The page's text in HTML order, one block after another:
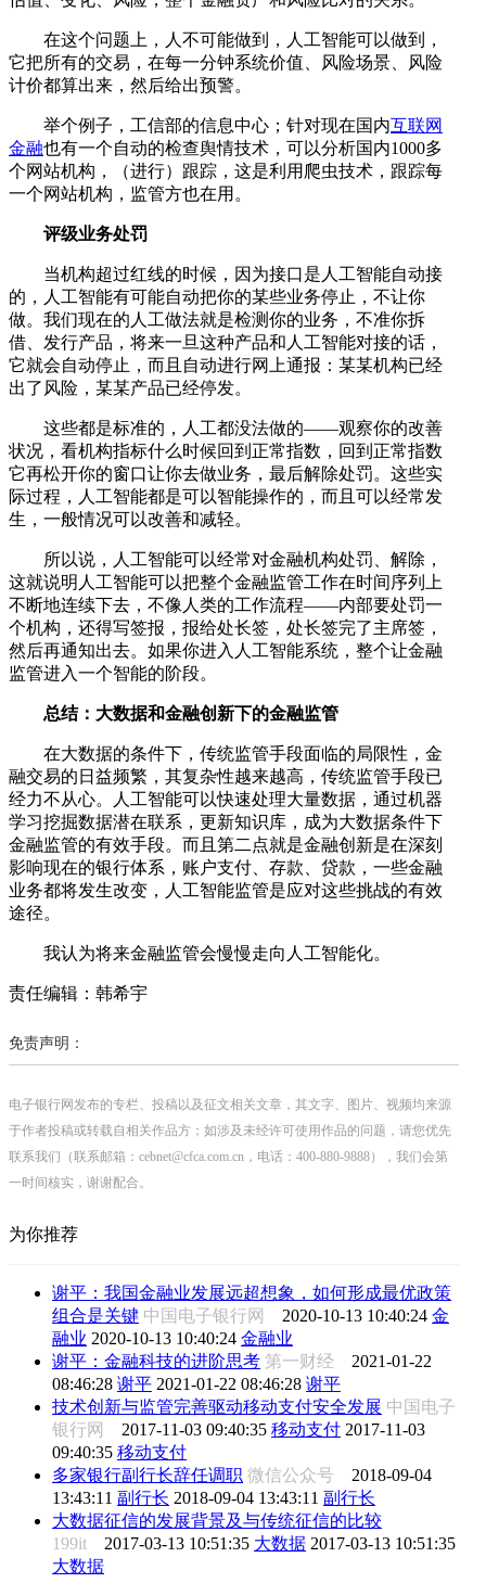
在这个问题上，人不可能做到，人工智能可以做到，
它把所有的交易，在每一分钟系统价值、风险场景、风险
计价都算出来，然后给出预警。
举个例子，工信部的信息中心；针对现在国内互联网
金融也有一个自动的检查舆情技术，可以分析国内1000多
个网站机构，（进行）跟踪，这是利用爬虫技术，跟踪每
一个网站机构，监管方也在用。
评级业务处罚
当机构超过红线的时候，因为接口是人工智能自动接
的，人工智能有可能自动把你的某些业务停止，不让你
做。我们现在的人工做法就是检测你的业务，不准你拆
借、发行产品，将来一旦这种产品和人工智能对接的话，
它就会自动停止，而且自动进行网上通报：某某机构已经
出了风险，某某产品已经停发。
这些都是标准的，人工都没法做的——观察你的改善
状况，看机构指标什么时候回到正常指数，回到正常指数
它再松开你的窗口让你去做业务，最后解除处罚。这些实
际过程，人工智能都是可以智能操作的，而且可以经常发
生，一般情况可以改善和减轻。
所以说，人工智能可以经常对金融机构处罚、解除，
这就说明人工智能可以把整个金融监管工作在时间序列上
不断地连续下去，不像人类的工作流程——内部要处罚一
个机构，还得写签报，报给处长签，处长签完了主席签，
然后再通知出去。如果你进入人工智能系统，整个让金融
监管进入一个智能的阶段。
总结：大数据和金融创新下的金融监管
在大数据的条件下，传统监管手段面临的局限性，金
融交易的日益频繁，其复杂性越来越高，传统监管手段已
经力不从心。人工智能可以快速处理大量数据，通过机器
学习挖掘数据潜在联系，更新知识库，成为大数据条件下
金融监管的有效手段。而且第二点就是金融创新是在深刻
影响现在的银行体系，账户支付、存款、贷款，一些金融
业务都将发生改变，人工智能监管是应对这些挑战的有效
途径。
我认为将来金融监管会慢慢走向人工智能化。
责任编辑：韩希宇
免责声明：
电子银行网发布的专栏、投稿以及征文相关文章，其文字、图片、视频均来源
于作者投稿或转载自相关作品方；如涉及未经许可使用作品的问题，请您优先
联系我们（联系邮箱：cebnet@cfca.com.cn，电话：400-880-9888），我们会第
一时间核实，谢谢配合。
为你推荐
谢平：我国金融业发展远超想象，如何形成最优政策
组合是关键 中国电子银行网 2020-10-13 10:40:24 金
融业 2020-10-13 10:40:24 金融业
谢平：金融科技的进阶思考 第一财经 2021-01-22
08:46:28 谢平 2021-01-22 08:46:28 谢平
技术创新与监管完善驱动移动支付安全发展 中国电子
银行网 2017-11-03 09:40:35 移动支付 2017-11-03
09:40:35 移动支付
多家银行副行长辞任调职 微信公众号 2018-09-04
13:43:11 副行长 2018-09-04 13:43:11 副行长
大数据征信的发展背景及与传统征信的比较
199it 2017-03-13 10:51:35 大数据 2017-03-13 10:51:35
大数据